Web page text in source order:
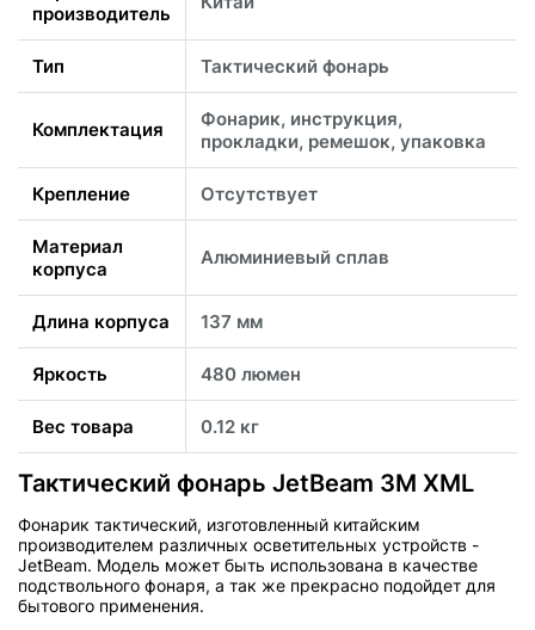
производитель
Тип Тактический фонарь
Комплектация
Фонарик, инструкция,
прокладки, ремешок, упаковка
Крепление Отсутствует
Материал
корпуса
Алюминиевый сплав
Длина корпуса 137 мм
Яркость 480 люмен
Вес товара 0.12 кг
Тактический фонарь JetBeam 3M XML
Фонарик тактический, изготовленный китайским
производителем различных осветительных устройств -
JetBeam. Модель может быть использована в качестве
подствольного фонаря, а так же прекрасно подойдет для
бытового применения.